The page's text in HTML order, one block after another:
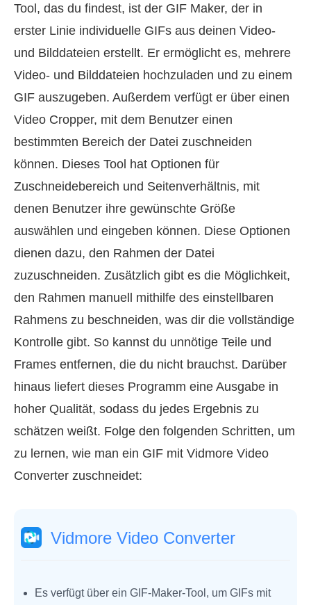
Tool, das du findest, ist der GIF Maker, der in
erster Linie individuelle GIFs aus deinen Video-
und Bilddateien erstellt. Er ermöglicht es, mehrere
Video- und Bilddateien hochzuladen und zu einem
GIF auszugeben. Außerdem verfügt er über einen
Video Cropper, mit dem Benutzer einen
bestimmten Bereich der Datei zuschneiden
können. Dieses Tool hat Optionen für
Zuschneidebereich und Seitenverhältnis, mit
denen Benutzer ihre gewünschte Größe
auswählen und eingeben können. Diese Optionen
dienen dazu, den Rahmen der Datei
zuzuschneiden. Zusätzlich gibt es die Möglichkeit,
den Rahmen manuell mithilfe des einstellbaren
Rahmens zu beschneiden, was dir die vollständige
Kontrolle gibt. So kannst du unnötige Teile und
Frames entfernen, die du nicht brauchst. Darüber
hinaus liefert dieses Programm eine Ausgabe in
hoher Qualität, sodass du jedes Ergebnis zu
schätzen weißt. Folge den folgenden Schritten, um
zu lernen, wie man ein GIF mit Vidmore Video
Converter zuschneidet:
Vidmore Video Converter
Es verfügt über ein GIF-Maker-Tool, um GIFs mit